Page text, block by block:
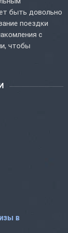
быть довольно
поездки
с
чтобы
в